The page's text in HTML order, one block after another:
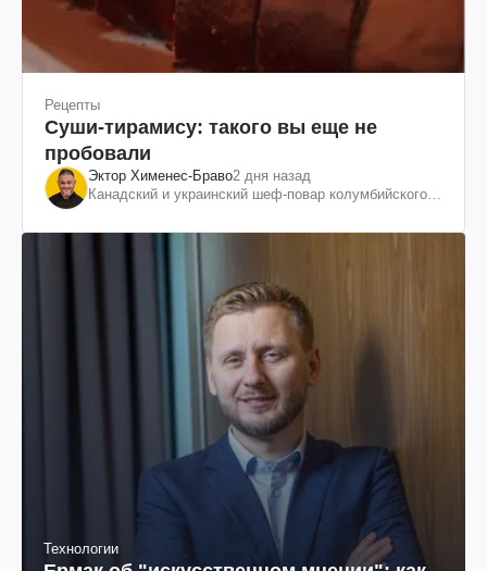
Рецепты
Суши-тирамису: такого вы еще не
пробовали
Эктор Хименес-Браво2 дня назад
Канадский и украинский шеф-повар колумбийского
Технологии